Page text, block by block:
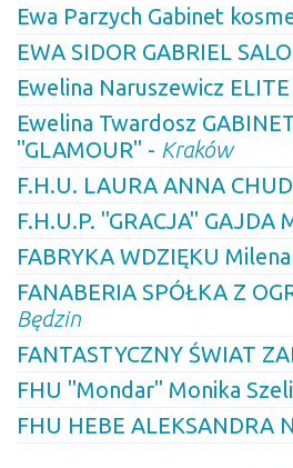
Ewa Parzych Gabinet
EWA SIDOR GABRIEL
Ewelina Naruszewicz
Ewelina Twardosz
"GLAMOUR" - Kraków
F.H.U. LAURA ANNA
F.H.U.P. "GRACJA" GAJDA
FABRYKA WDZIĘKU
FANABERIA SPÓŁKA Z
Będzin
FANTASTYCZNY ŚWIAT
FHU "Mondar" Monika
FHU HEBE ALEKSANDRA